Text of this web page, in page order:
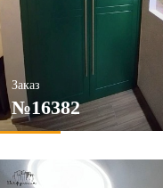
Заказ
№16382